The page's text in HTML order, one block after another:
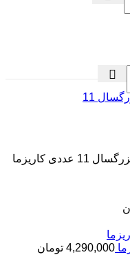
ست فورسپس بزرگسال 11 عددی کاریزما
4,290,000 تومان